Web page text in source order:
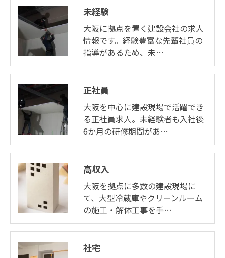
未経験
大阪に拠点を置く建設会社の求人
情報です。経験豊富な先輩社員の
指導があるため、未…
正社員
大阪を中心に建設現場で活躍でき
る正社員求人。未経験者も入社後
6か月の研修期間があ…
高収入
大阪を拠点に多数の建設現場に
て、大型冷蔵庫やクリーンルーム
の施工・解体工事を手…
社宅